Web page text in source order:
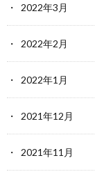
2022年3月
2022年2月
2022年1月
2021年12月
2021年11月